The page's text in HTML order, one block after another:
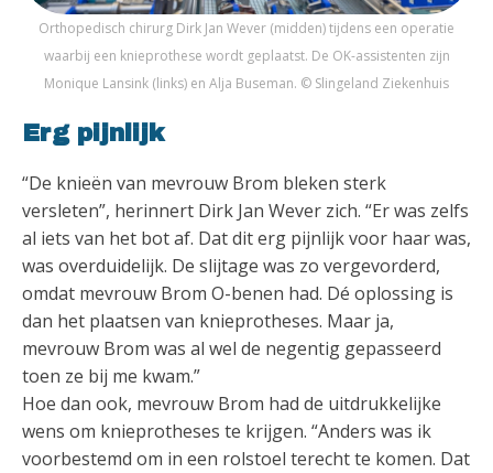
Orthopedisch chirurg Dirk Jan Wever (midden) tijdens een operatie
waarbij een knieprothese wordt geplaatst. De OK-assistenten zijn
Monique Lansink (links) en Alja Buseman. © Slingeland Ziekenhuis
Erg pijnlijk
“De knieën van mevrouw Brom bleken sterk
versleten”, herinnert Dirk Jan Wever zich. “Er was zelfs
al iets van het bot af. Dat dit erg pijnlijk voor haar was,
was overduidelijk. De slijtage was zo vergevorderd,
omdat mevrouw Brom O-benen had. Dé oplossing is
dan het plaatsen van knieprotheses. Maar ja,
mevrouw Brom was al wel de negentig gepasseerd
toen ze bij me kwam.”
Hoe dan ook, mevrouw Brom had de uitdrukkelijke
wens om knieprotheses te krijgen. “Anders was ik
voorbestemd om in een rolstoel terecht te komen. Dat